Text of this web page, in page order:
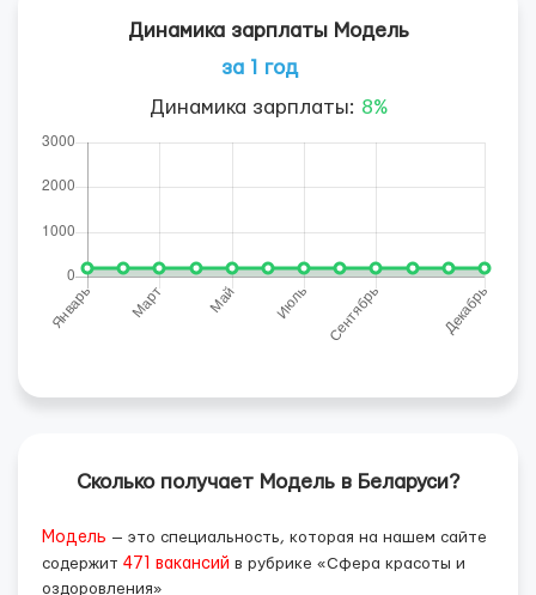
Динамика зарплаты Модель
за 1 год
Динамика зарплаты: 8%
Сколько получает Модель в Беларуси?
Модель — это специальность, которая на нашем сайте
содержит 471 вакансий в рубрике «Сфера красоты и
оздоровления»